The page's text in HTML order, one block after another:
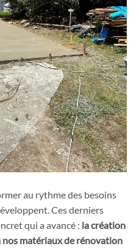
au rythme des besoins
Ces derniers
qui a avancé : la création
nos matériaux de rénovation